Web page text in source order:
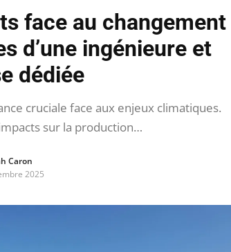
face au changement
d’une ingénieure et
dédiée
cruciale face aux enjeux climatiques.
sur la production…
Caron
2025